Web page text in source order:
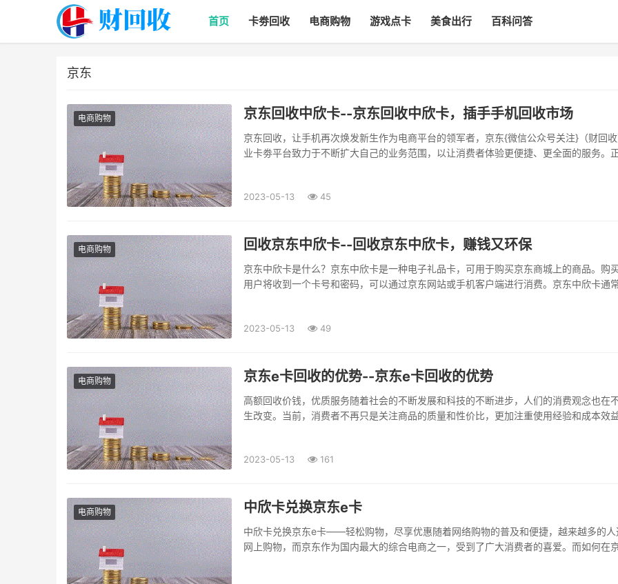
首页 卡劵回收 电商购物 游戏点卡 美食出行 百科问答
京东
电商购物 京东回收中欣卡--京东回收中欣卡，插手手机回收市场
京东回收，让手机再次焕发新生作为电商平台的领军者，京东{微信公众号关注}（财回
业卡劵平台致力于不断扩大自己的业务范围，以让消费者体验更便捷、更全面的服务。
同时也为环保事业作出了积极贡献。京东回收中欣卡的功能及特点京东回...
2023-05-13 45
电商购物 回收京东中欣卡--回收京东中欣卡，赚钱又环保
京东中欣卡是什么？京东中欣卡是一种电子礼品卡，可用于购买京东商城上的商品。购买
用户将收到一个卡号和密码，可以通过京东网站或手机客户端进行消费。京东中欣卡通
2023-05-13 49
电商购物 京东e卡回收的优势--京东e卡回收的优势
高额回收价钱，优质服务随着社会的不断发展和科技的不断进步，人们的消费观念也在
生改变。当前，消费者不再只是关注商品的质量和性价比，更加注重使用经验和成本效
2023-05-13 161
电商购物 中欣卡兑换京东e卡
中欣卡兑换京东e卡——轻松购物，尽享优惠随着网络购物的普及和便捷，越来越多的人
网上购物，而京东作为国内最大的综合电商之一，受到了广大消费者的喜爱。而如何在